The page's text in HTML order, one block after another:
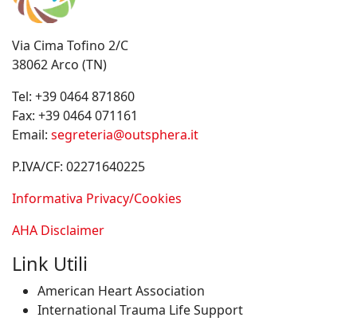
Via Cima Tofino 2/C
38062 Arco (TN)
Tel: +39 0464 871860
Fax: +39 0464 071161
Email: segreteria@outsphera.it
P.IVA/CF: 02271640225
Informativa Privacy/Cookies
AHA Disclaimer
Link Utili
American Heart Association
International Trauma Life Support